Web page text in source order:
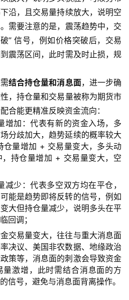
沿，且交易量持续放大，说明空
需要注意的是，震荡趋势中，交
” 信号，例如价格突破后，交易
震荡区间，此时需及时止损，规
结合持仓量和消息面，进一步确
，持仓量和交易量被称为期货市
合能更精准反映资金流向：
增加：代表有新的资金入场，多
分歧加大，趋势延续的概率较大
量增加 + 交易量变大，多头动
持仓量增加 + 交易量变大，空
少：代表多空双方均在平仓，
能是趋势即将反转的信号，例如
大但持仓量减少，说明多头在平
回调；
交易量变大，往往与重大消息面
决议、美国非农数据、地缘政治
策等，消息面的刺激会导致资金
激增，此时需结合消息面的方
信号，避免与消息面背离操作。